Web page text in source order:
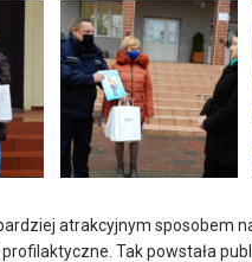
atrakcyjnym sposobem
Tak powstała